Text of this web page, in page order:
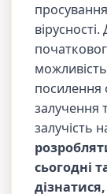
посилення
залучення
залучість
сьогодні